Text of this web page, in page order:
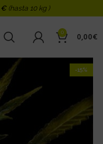
€ (hasta 10 kg )
0 0,00€
-15%